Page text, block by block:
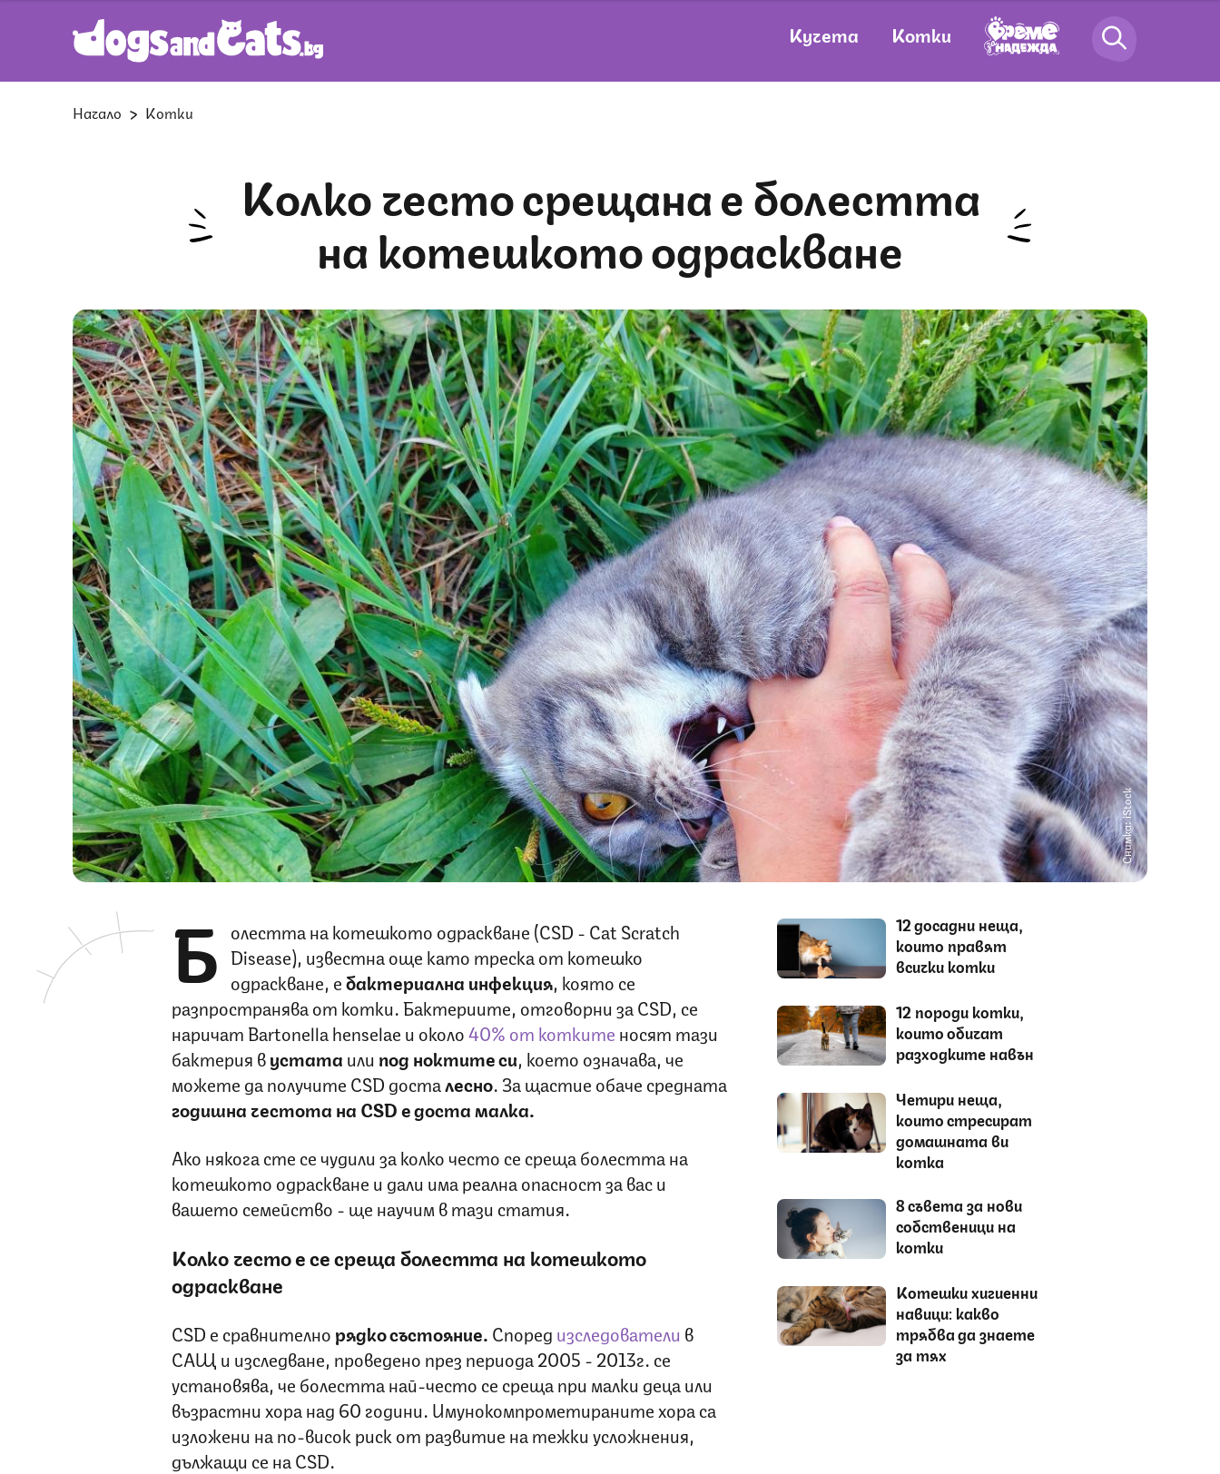
Кучета Котки
Начало Котки
Колко често срещана е болестта
на котешкото одраскване
Снимка: iStock
Б олестта на котешкото одраскване (CSD - Cat Scratch
Disease), известна още като треска от котешко
одраскване, ебактериална инфекция, която се
разпространява от котки. Бактериите, отговорни за CSD, се
наричат ​​Bartonella henselae и около40% от котките носят тази
бактерия вустата или под ноктите си, което означава, че
можете да получите CSD досталесно. За щастие обаче средната
годишна честота на CSD е доста малка.
Ако някога сте се чудили за колко често се среща болестта на
котешкото одраскване и дали има реална опасност за вас и
вашето семейство - ще научим в тази статия.
Колко често е се среща болестта на котешкото
одраскване
CSD е сравнително рядко състояние. Според изследователи в
САЩ и изследване, проведено през периода 2005 - 2013г. се
установява, че болестта най-често се среща при малки деца или
възрастни хора над 60 години. Имунокомпрометираните хора са
изложени на по-висок риск от развитие на тежки усложнения,
дължащи се на CSD.
12 досадни неща,
които правят
всички котки
12 породи котки,
които обичат
разходките навън
Четири неща,
които стресират
домашната ви
котка
8 съвета за нови
собственици на
котки
Котешки хигиенни
навици: какво
трябва да знаете
за тях